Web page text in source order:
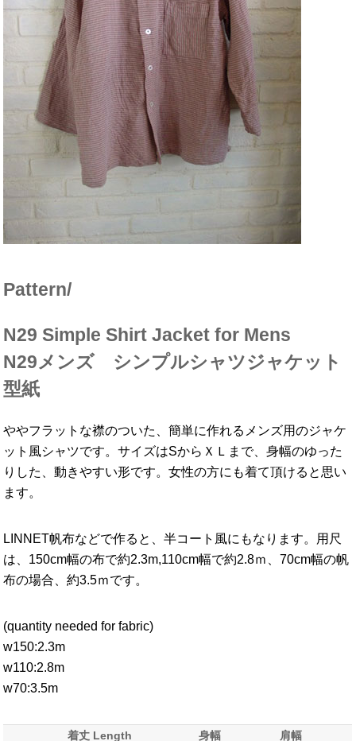
Pattern/
N29 Simple Shirt Jacket for Mens
N29メンズ シンプルシャツジャケット
型紙
ややフラットな襟のついた、簡単に作れるメンズ用のジャケ
ット風シャツです。サイズはSからＸＬまで、身幅のゆった
りした、動きやすい形です。女性の方にも着て頂けると思い
ます。
LINNET帆布などで作ると、半コート風にもなります。用尺
は、150cm幅の布で約2.3m,110cm幅で約2.8ｍ、70cm幅の帆
布の場合、約3.5ｍです。
(quantity needed for fabric)
w150:2.3m
w110:2.8m
w70:3.5m
着丈 Length 身幅 肩幅